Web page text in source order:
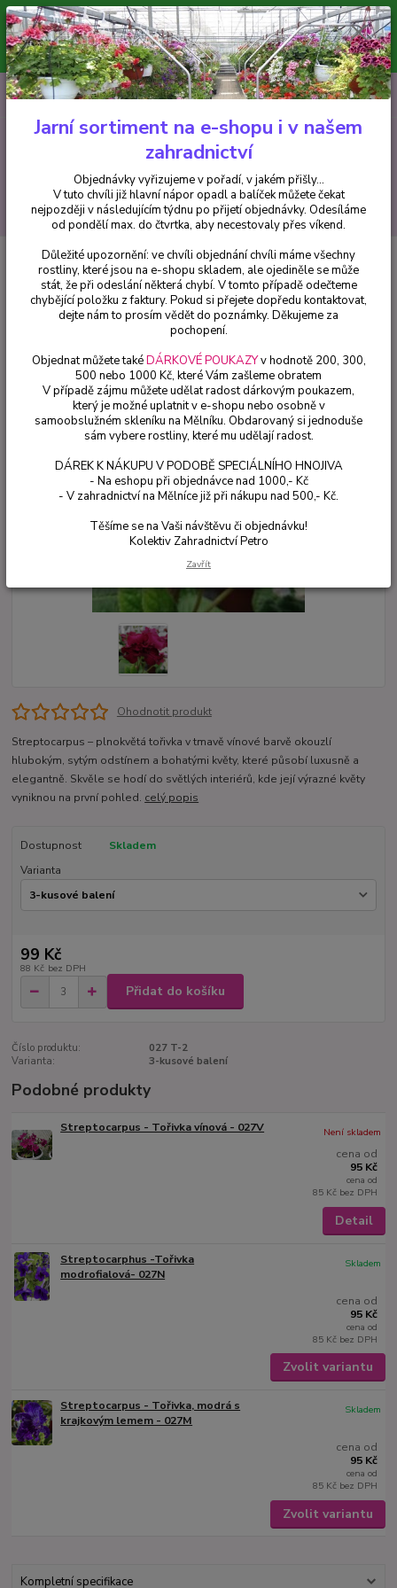
Minimální hodnota pro odeslání z e-shopu je 300 Kč.
V tuto chvíli již hlavní nápor objednávek opadl a balíček můžete čekat
nejpozději v následujícím týdnu po přijetí objednávky. Objednávky
vyřizujeme v pořadí, v jakém přišly...
CZK
Hledat
+420 602 223 614 0ks
za0 Kč
Streptocarpus
Streptocarpus - Tořivka plnokvětá - cena za kus v 3-
kusovém balení
Streptocarpus - Tořivka
plnokvětá - cena za kus v 3-
kusovém balení
Ohodnotit produkt
Streptocarpus – plnokvětá tořivka v tmavě vínové barvě okouzlí
hlubokým, sytým odstínem a bohatými květy, které působí luxusně a
elegantně. Skvěle se hodí do světlých interiérů, kde její výrazné květy
vyniknou na první pohled. celý popis
Dostupnost
Skladem
Varianta
99 Kč
88 Kč bez DPH
Přidat do košíku
Číslo produktu:
027 T-2
Varianta:
3-kusové balení
Podobné produkty
Streptocarpus - Tořivka vínová - 027V
cena od
95 Kč
cena od
85 Kč bez DPH
Není skladem
Detail
Streptocarphus -Tořivka
modrofialová- 027N
cena od
95 Kč
cena od
85 Kč bez DPH
Skladem
Zvolit variantu
Streptocarpus - Tořivka, modrá s
krajkovým lemem - 027M
cena od
95 Kč
cena od
85 Kč bez DPH
Skladem
Zvolit variantu
Kompletní specifikace
Jarní sortiment na e-shopu i v našem
zahradnictví
Objednávky vyřizujeme v pořadí, v jakém přišly...
V tuto chvíli již hlavní nápor opadl a balíček můžete čekat
nejpozději v následujícím týdnu po přijetí objednávky. Odesíláme
od pondělí max. do čtvrtka, aby necestovaly přes víkend.
Důležité upozornění: ve chvíli objednání chvíli máme všechny
rostliny, které jsou na e-shopu skladem, ale ojediněle se může
stát, že při odeslání některá chybí. V tomto případě odečteme
chybějící položku z faktury. Pokud si přejete dopředu kontaktovat,
dejte nám to prosím vědět do poznámky. Děkujeme za
pochopení.
Objednat můžete takéDÁRKOVÉ POUKAZYv hodnotě 200, 300,
500 nebo 1000 Kč, které Vám zašleme obratem
V případě zájmu můžete udělat radost dárkovým poukazem,
který je možné uplatnit v e-shopu nebo osobně v
samoobslužném skleníku na Mělníku. Obdarovaný si jednoduše
sám vybere rostliny, které mu udělají radost.
DÁREK K NÁKUPU V PODOBĚ SPECIÁLNÍHO HNOJIVA
- Na eshopu při objednávce nad 1000,- Kč
- V zahradnictví na Mělníce již při nákupu nad 500,- Kč.
Těšíme se na Vaši návštěvu či objednávku!
Kolektiv Zahradnictví Petro
Zavřít